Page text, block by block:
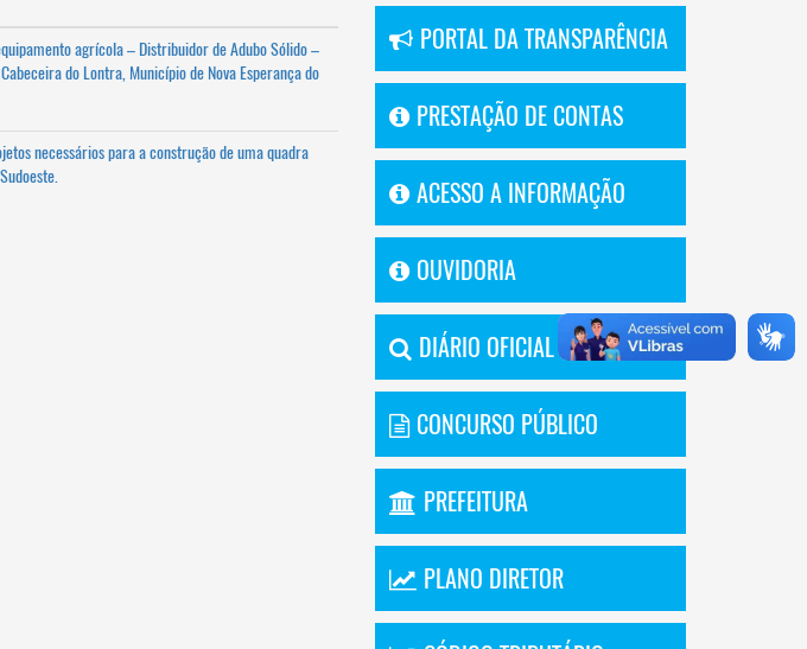
agrícola – Distribuidor de Adubo Sólido –
do Lontra, Município de Nova Esperança do
necessários para a construção de uma quadra
PORTAL DA TRANSPARÊNCIA
PRESTAÇÃO DE CONTAS
ACESSO A INFORMAÇÃO
OUVIDORIA
DIÁRIO OFICIAL
CONCURSO PÚBLICO
PREFEITURA
PLANO DIRETOR